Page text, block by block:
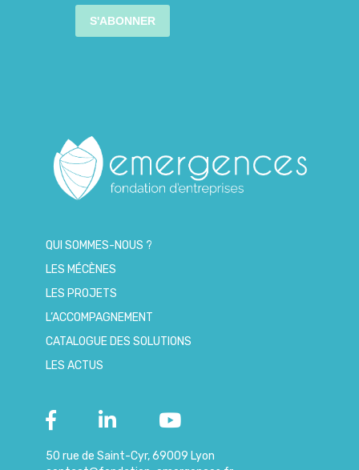
S'ABONNER
QUI SOMMES-NOUS ?
LES MÉCÈNES
LES PROJETS
L’ACCOMPAGNEMENT
CATALOGUE DES SOLUTIONS
LES ACTUS
50 rue de Saint-Cyr, 69009 Lyon